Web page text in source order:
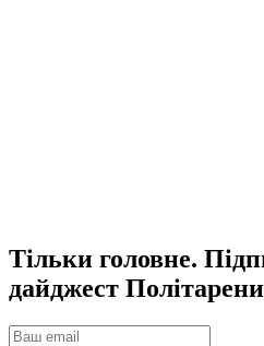
Тільки головне.
дайджест